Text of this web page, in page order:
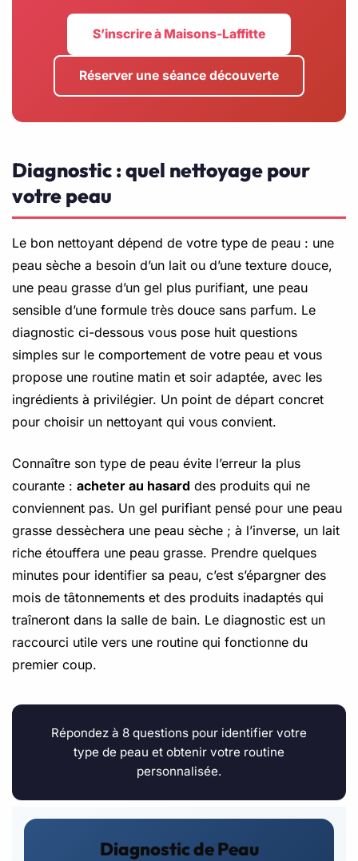
S’inscrire à Maisons-Laffitte
Réserver une séance découverte
Diagnostic : quel nettoyage pour
votre peau
Le bon nettoyant dépend de votre type de peau : une
peau sèche a besoin d’un lait ou d’une texture douce,
une peau grasse d’un gel plus purifiant, une peau
sensible d’une formule très douce sans parfum. Le
diagnostic ci-dessous vous pose huit questions
simples sur le comportement de votre peau et vous
propose une routine matin et soir adaptée, avec les
ingrédients à privilégier. Un point de départ concret
pour choisir un nettoyant qui vous convient.
Connaître son type de peau évite l’erreur la plus
courante : acheter au hasard des produits qui ne
conviennent pas. Un gel purifiant pensé pour une peau
grasse dessèchera une peau sèche ; à l’inverse, un lait
riche étouffera une peau grasse. Prendre quelques
minutes pour identifier sa peau, c’est s’épargner des
mois de tâtonnements et des produits inadaptés qui
traîneront dans la salle de bain. Le diagnostic est un
raccourci utile vers une routine qui fonctionne du
premier coup.
Répondez à 8 questions pour identifier votre
type de peau et obtenir votre routine
personnalisée.
Diagnostic de Peau